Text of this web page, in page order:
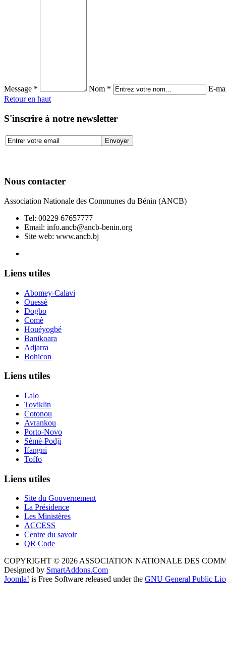
Message * Nom *
E-
Retour en haut
S'inscrire à notre newsletter
Nous contacter
Association Nationale des Communes du Bénin (ANCB)
Tel: 00229 67657777
Email: info.ancb@ancb-benin.org
Site web: www.ancb.bj
Liens utiles
Abomey-Calavi
Ouessè
Dogbo
Comè
Houéyogbé
Banikoara
Adjarra
Bohicon
Liens utiles
Lalo
Toviklin
Cotonou
Avrankou
Porto-Novo
Sèmè-Podji
Ifangni
Toffo
Liens utiles
Site du Gouvernement
La Présidence
Les Ministères
ACCESS
Centre du savoir
QR Code
COPYRIGHT © 2026 ASSOCIATION NATIONALE DES
Designed by SmartAddons.Com
Joomla! is Free Software released under the GNU General Public